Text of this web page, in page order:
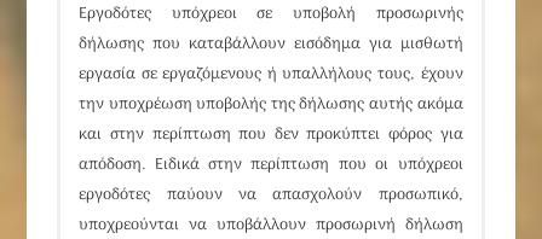
Εργοδότες υπόχρεοι σε υποβολή προσωρινής
δήλωσης που καταβάλλουν εισόδημα για μισθωτή
εργασία σε εργαζόμενους ή υπαλλήλους τους, έχουν
την υποχρέωση υποβολής της δήλωσης αυτής ακόμα
και στην περίπτωση που δεν προκύπτει φόρος για
απόδοση. Ειδικά στην περίπτωση που οι υπόχρεοι
εργοδότες παύουν να απασχολούν προσωπικό,
υποχρεούνται να υποβάλλουν προσωρινή δήλωση